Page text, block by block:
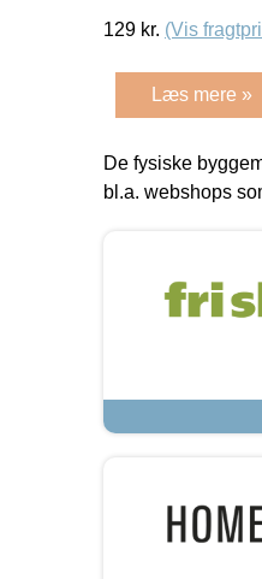
129 kr. (Vis
Læs mere »
De fysiske
bl.a. webshops